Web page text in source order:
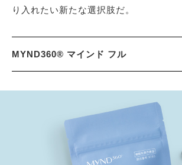
り入れたい新たな選択肢だ。
MYND360® マインド フル